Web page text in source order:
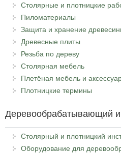
Столярные и плотницкие
Пиломатериалы
Защита и хранение
Древесные плиты
Резьба по дереву
Столярная мебель
Плетёная мебель и
Плотницкие термины
Деревообрабатывающий
Столярный и плотницкий
Оборудование для